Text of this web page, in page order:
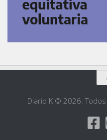
Diario K © 2026.